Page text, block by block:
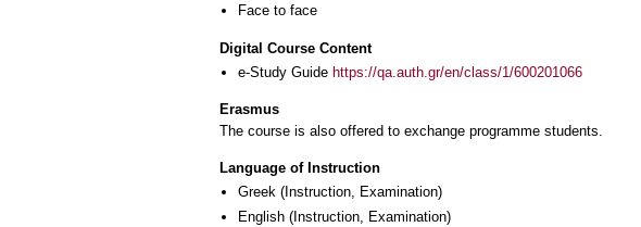
Face to face
Digital Course Content
e-Study Guide https://qa.auth.gr/en/class/1/600201066
Erasmus
The course is also offered to exchange programme students.
Language of Instruction
Greek (Instruction, Examination)
English (Instruction, Examination)